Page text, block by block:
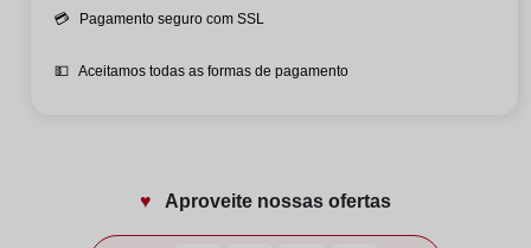
💳 Pagamento seguro com SSL
💵 Aceitamos todas as formas de pagamento
♥️ Aproveite nossas ofertas